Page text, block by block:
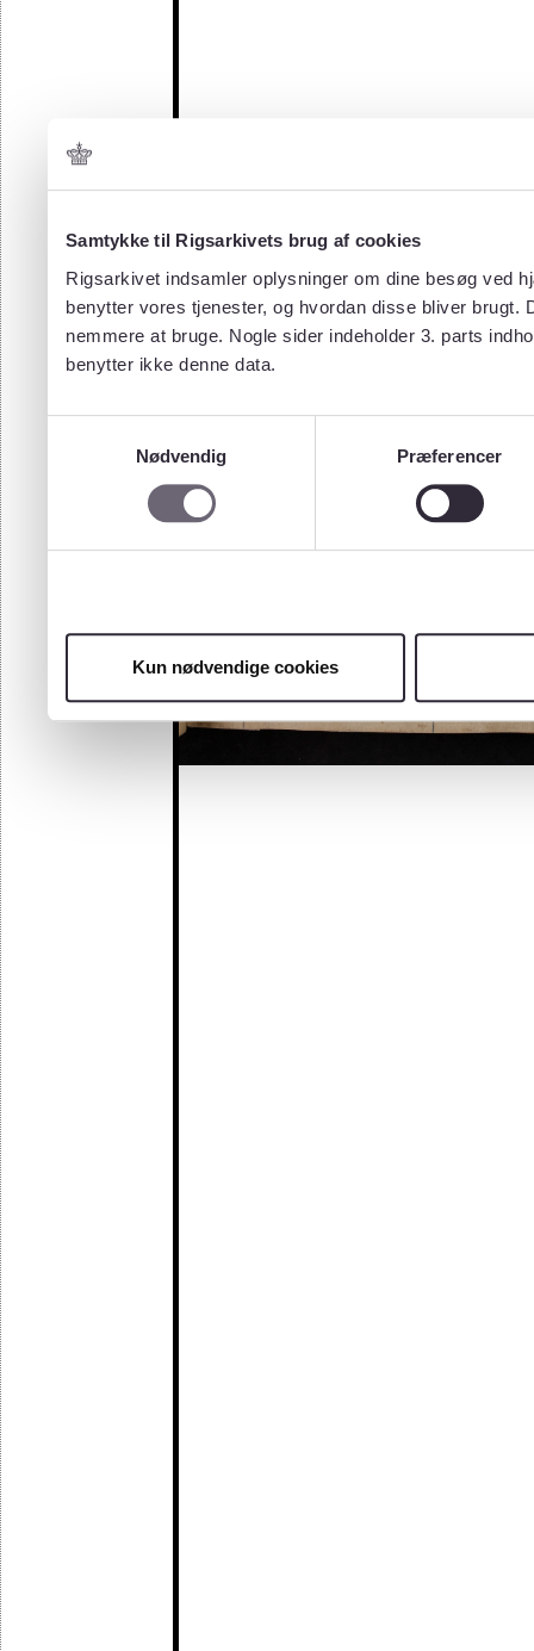
Samtykke til Rigsarkivets brug af cookies
Rigsarkivet indsamler oplysninger om dine besøg ved
benytter vores tjenester, og hvordan disse bliver
nemmere at bruge. Nogle sider indeholder 3. parts
benytter ikke denne data.
Nødvendig
Præferencer
Kun nødvendige cookies